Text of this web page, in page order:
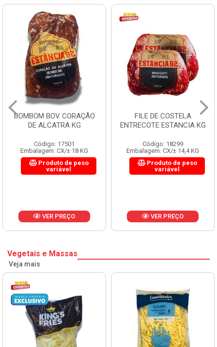
BOMBOM BOV CORAÇÃO
DE ALCATRA KG
Código: 17501
Embalagem: CX/± 18 KG
Produto de peso
variável
VER PREÇO
FILE DE COSTELA
ENTRECOTE ESTANCIA KG
Código: 18299
Embalagem: CX/± 14,4 KG
Produto de peso
variável
VER PREÇO
Vegetais e Massas
Veja mais